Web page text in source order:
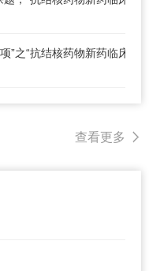
”之“抗结核药物新药临床评
查看更多